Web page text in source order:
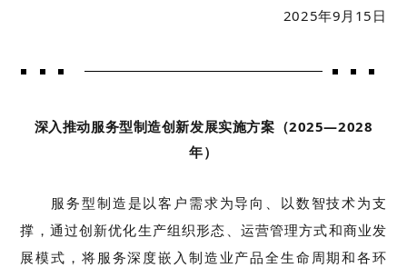
2025年9月 15 日
深入推动服务型制造创新发展实施方案 （2025—2028
年）
服务型制造是以客户需求为导向、以数智技术为支
撑， 通过创新优化生产组织形态 、运营管理方式和商业发
展模式， 将服务深度嵌入制造业产品全生命周期和各环